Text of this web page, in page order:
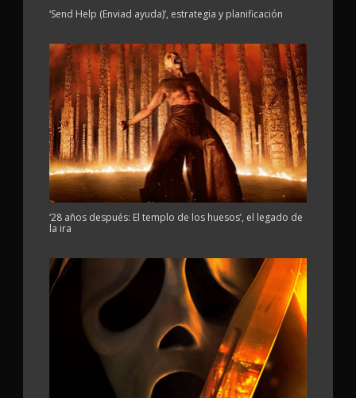
‘Send Help (Enviad ayuda)’, estrategia y planificación
‘28 años después: El templo de los huesos’, el legado de
la ira